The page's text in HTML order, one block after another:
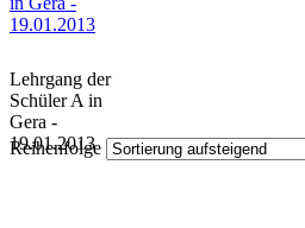
Lehrgang der
Schüler A in
Gera -
19.01.2013
Reihenfolge